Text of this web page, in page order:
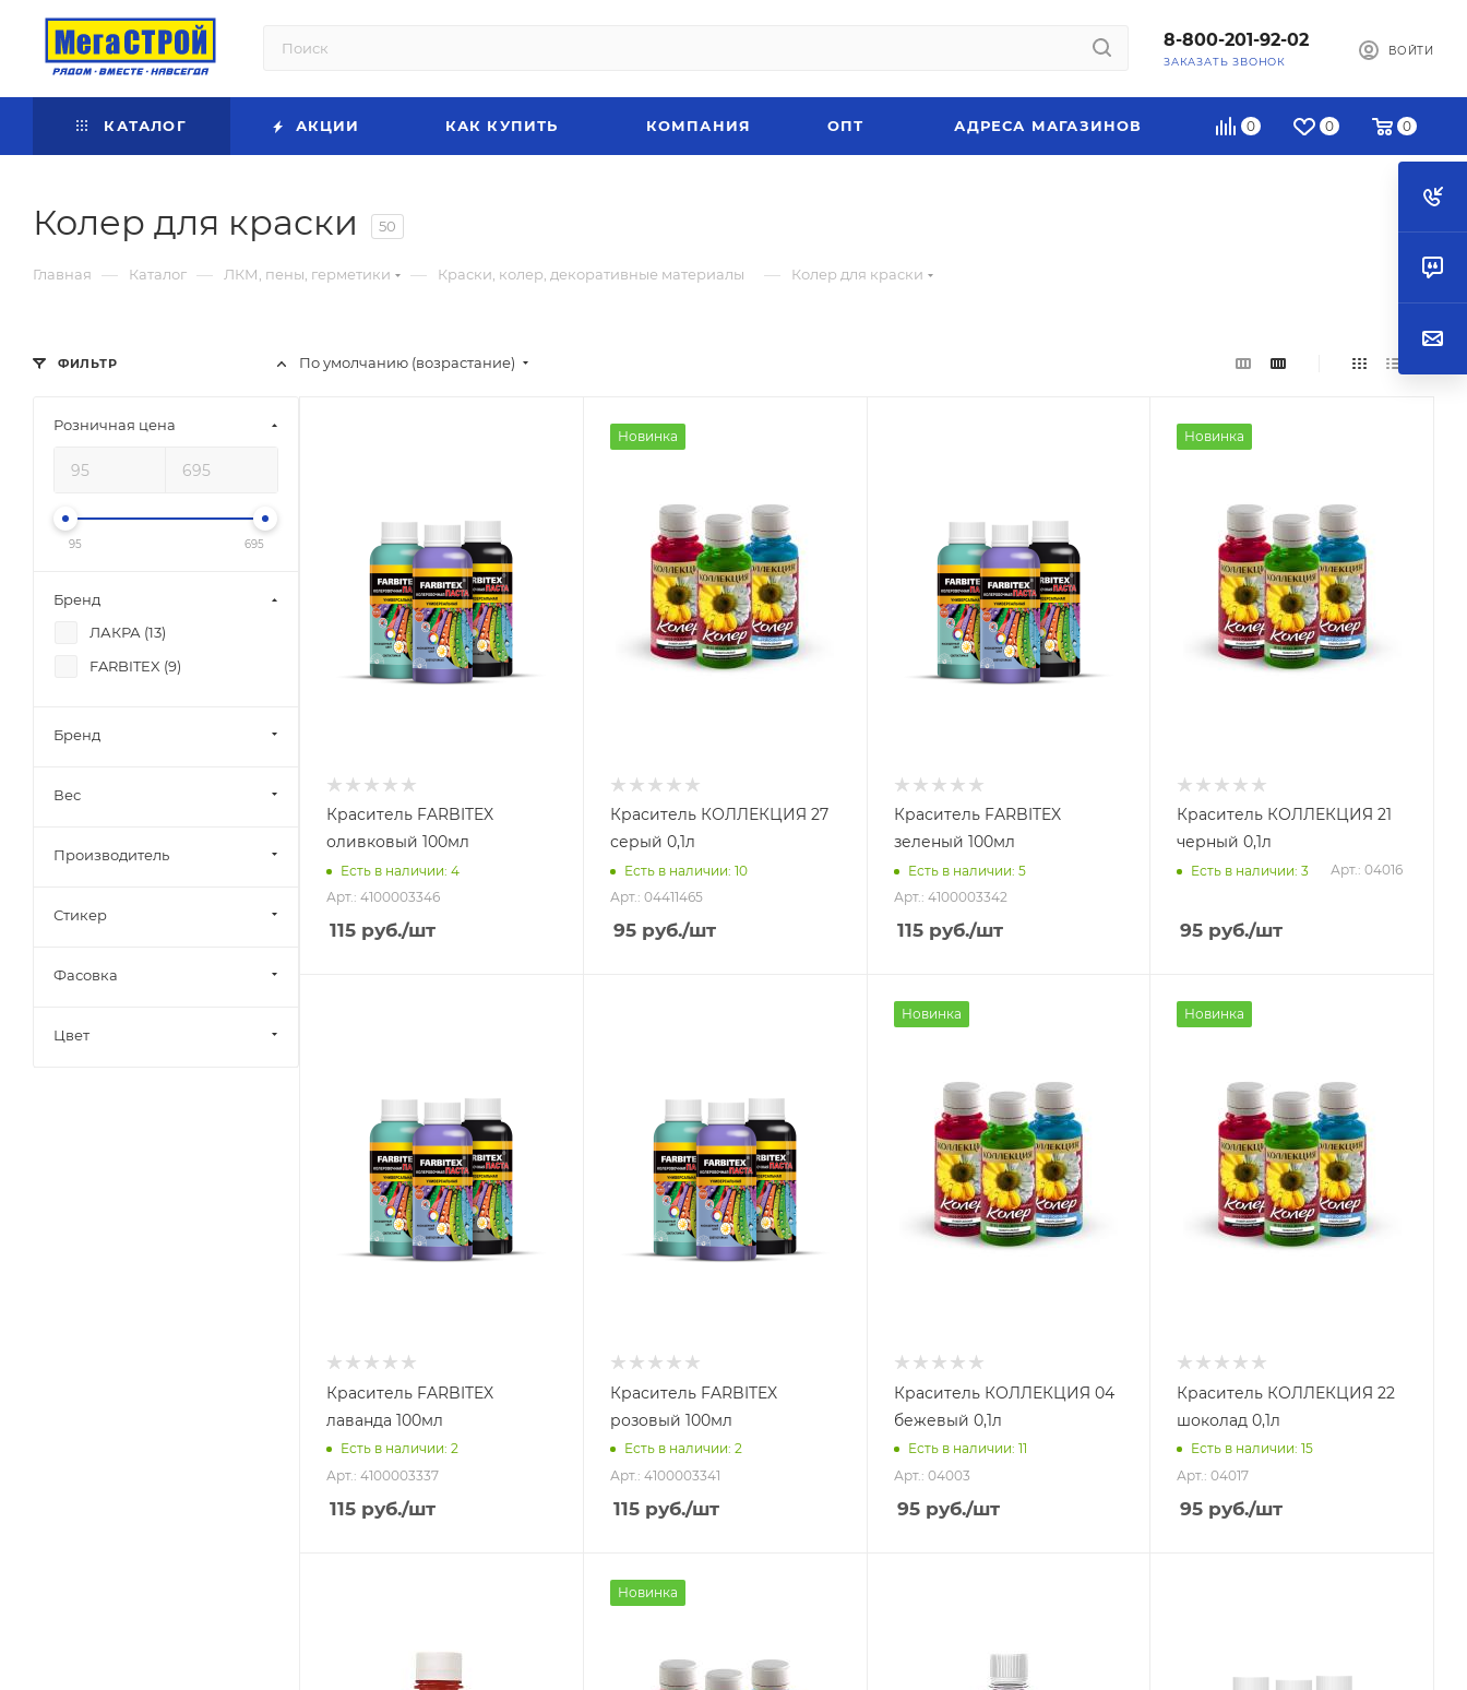
8-800-201-92-02
ЗАКАЗАТЬ ЗВОНОК
ВОЙТИ
0 0 0
КАТАЛОГ АКЦИИ КАК КУПИТЬ КОМПАНИЯ ОПТ АДРЕСА МАГАЗИНОВ
Колер для краски 50
Главная — Каталог — ЛКМ, пены, герметики — Краски, колер, декоративные материалы — Колер для краски
По умолчанию (возрастание)
Краситель FARBITEX
оливковый 100мл
Есть в наличии: 4
Арт.: 4100003346
115 руб./шт
Новинка
Краситель КОЛЛЕКЦИЯ 27
серый 0,1л
Есть в наличии: 10
Арт.: 04411465
95руб./шт
Краситель FARBITEX
зеленый 100мл
Есть в наличии: 5
Арт.: 4100003342
115руб./шт
Новинка
Краситель КОЛЛЕКЦИЯ 21
черный 0,1л
Есть в наличии: 3 Арт.: 04016
95 руб./шт
Краситель FARBITEX
лаванда 100мл
Есть в наличии: 2
Арт.: 4100003337
115 руб./шт
Краситель FARBITEX
розовый 100мл
Есть в наличии: 2
Арт.: 4100003341
115руб./шт
Новинка
Краситель КОЛЛЕКЦИЯ 04
бежевый 0,1л
Есть в наличии: 11
Арт.: 04003
95руб./шт
Новинка
Краситель КОЛЛЕКЦИЯ 22
шоколад 0,1л
Есть в наличии: 15
Арт.: 04017
95 руб./шт
Новинка
ФИЛЬТР
Розничная цена
95 695
Бренд
ЛАКРА (13)
FARBITEX (9)
Бренд
Вес
Производитель
Стикер
Фасовка
Цвет